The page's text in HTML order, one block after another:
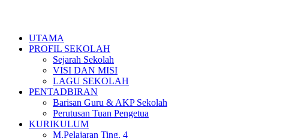
contentUTAMA
PROFIL SEKOLAH
Sejarah Sekolah
VISI DAN MISI
LAGU SEKOLAH
PENTADBIRAN
Barisan Guru & AKP Sekolah
Perutusan Tuan Pengetua
KURIKULUM
M.Pelajaran Ting. 4